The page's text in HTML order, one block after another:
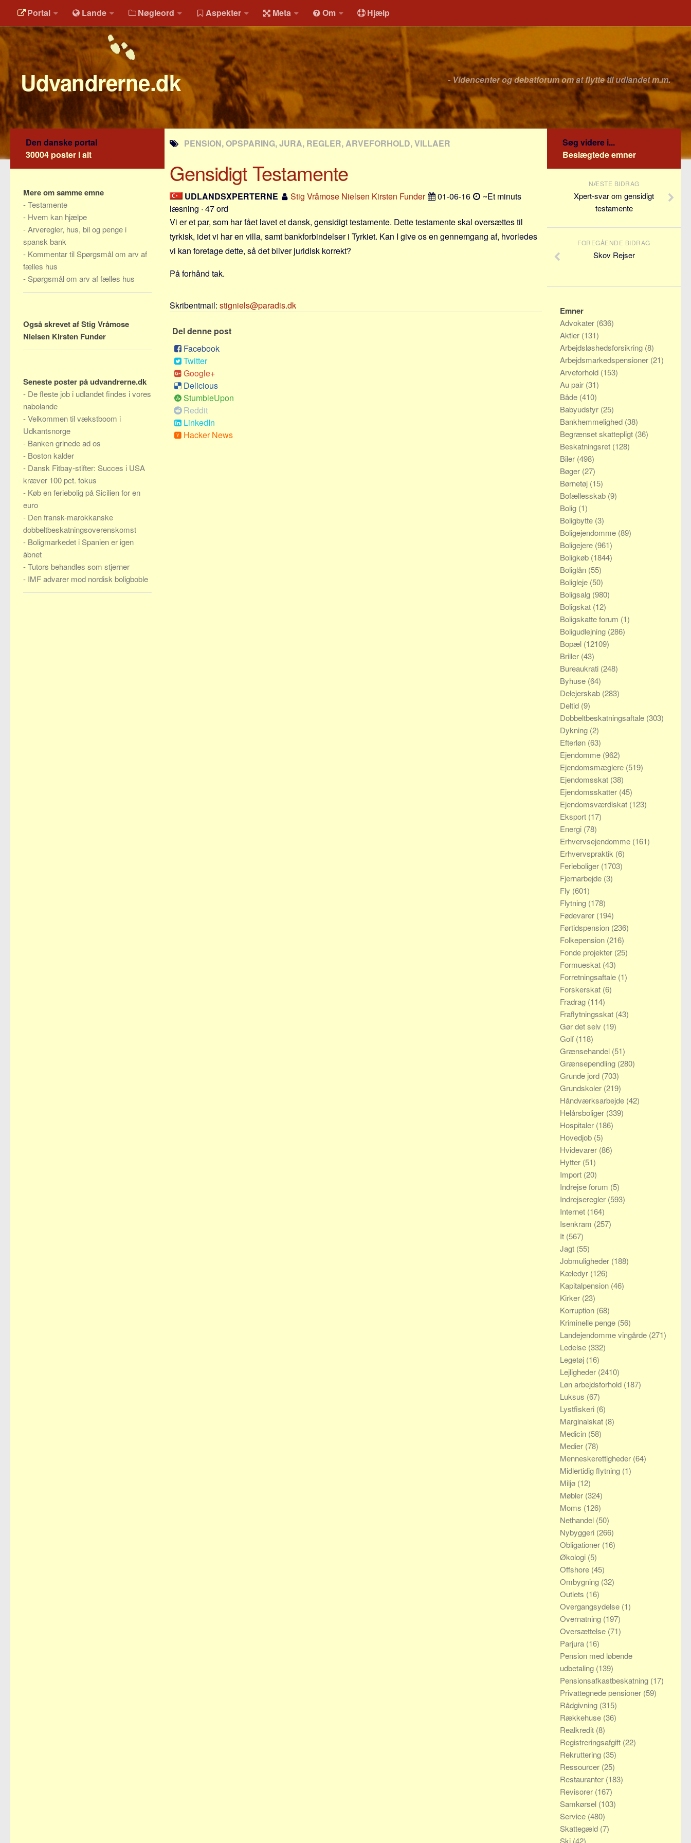
Portal Lande Nøgleord Aspekter Meta Om Hjælp
Udvandrerne.dk - Videncenter og debatforum om at flytte til udlandet m.m.
PENSION, OPSPARING, JURA, REGLER, ARVEFORHOLD, VILLAER
Gensidigt Testamente
UDLANDSXPERTERNE Stig Vråmose Nielsen Kirsten Funder 01-06-16
~Et minuts
læsning · 47 ord
Vi er et par, som har fået lavet et dansk, gensidigt testamente. Dette testamente skal oversættes til
tyrkisk, idet vi har en villa, samt bankforbindelser i Tyrkiet. Kan I give os en gennemgang af, hvorledes
vi kan foretage dette, så det bliver juridisk korrekt?
På forhånd tak.
Skribentmail: stigniels@paradis.dk
Del denne post
Facebook
Twitter
Google+
Delicious
StumbleUpon
Reddit
LinkedIn
Hacker News
Den danske portal
30004 poster i alt
Mere om samme emne
-Testamente
- Hvem kan hjælpe
-Arveregler, hus, bil og penge i
spansk bank
- Kommentar til Spørgsmål om arv af
fælles hus
- Spørgsmål om arv af fælles hus
Også skrevet af Stig Vråmose
Nielsen Kirsten Funder
Seneste poster på udvandrerne.dk
- De fleste job i udlandet findes i vores
nabolande
-Velkommen til vækstboom i
Udkantsnorge
- Banken grinede ad os
- Boston kalder
- Dansk Fitbay-stifter: Succes i USA
kræver 100 pct. fokus
- Køb en feriebolig på Sicilien for en
euro
- Den fransk-marokkanske
dobbeltbeskatningsoverenskomst
- Boligmarkedet i Spanien er igen
åbnet
-Tutors behandles som stjerner
- IMF advarer mod nordisk boligboble
Søg videre i...
Beslægtede emner
NÆSTE BIDRAG
Xpert-svar om gensidigt
testamente
FOREGÅENDE BIDRAG
Skov Rejser
Emner
Advokater (636)
Aktier (131)
Arbejdsløshedsforsikring (8)
Arbejdsmarkedspensioner (21)
Arveforhold (153)
Au pair (31)
Både (410)
Babyudstyr (25)
Bankhemmelighed (38)
Begrænset skattepligt (36)
Beskatningsret (128)
Biler (498)
Bøger (27)
Børnetøj (15)
Bofællesskab (9)
Bolig (1)
Boligbytte (3)
Boligejendomme (89)
Boligejere (961)
Boligkøb (1844)
Boliglån (55)
Boligleje (50)
Boligsalg (980)
Boligskat (12)
Boligskatte forum (1)
Boligudlejning (286)
Bopæl (12109)
Briller (43)
Bureaukrati (248)
Byhuse (64)
Delejerskab (283)
Deltid (9)
Dobbeltbeskatningsaftale (303)
Dykning (2)
Efterløn (63)
Ejendomme (962)
Ejendomsmæglere (519)
Ejendomsskat (38)
Ejendomsskatter (45)
Ejendomsværdiskat (123)
Eksport (17)
Energi (78)
Erhvervsejendomme (161)
Erhvervspraktik (6)
Ferieboliger (1703)
Fjernarbejde (3)
Fly (601)
Flytning (178)
Fødevarer (194)
Førtidspension (236)
Folkepension (216)
Fonde projekter (25)
Formueskat (43)
Forretningsaftale (1)
Forskerskat (6)
Fradrag (114)
Fraflytningsskat (43)
Gør det selv (19)
Golf (118)
Grænsehandel (51)
Grænsependling (280)
Grunde jord (703)
Grundskoler (219)
Håndværksarbejde (42)
Helårsboliger (339)
Hospitaler (186)
Hovedjob (5)
Hvidevarer (86)
Hytter (51)
Import (20)
Indrejse forum (5)
Indrejseregler (593)
Internet (164)
Isenkram (257)
It (567)
Jagt (55)
Jobmuligheder (188)
Kæledyr (126)
Kapitalpension (46)
Kirker (23)
Korruption (68)
Kriminelle penge (56)
Landejendomme vingårde (271)
Ledelse (332)
Legetøj (16)
Lejligheder (2410)
Løn arbejdsforhold (187)
Luksus (67)
Lystfiskeri (6)
Marginalskat (8)
Medicin (58)
Medier (78)
Menneskerettigheder (64)
Midlertidig flytning (1)
Miljø (12)
Møbler (324)
Moms (126)
Nethandel (50)
Nybyggeri (266)
Obligationer (16)
Økologi (5)
Offshore (45)
Ombygning (32)
Outlets (16)
Overgangsydelse (1)
Overnatning (197)
Oversættelse (71)
Parjura (16)
Pension med løbende
udbetaling (139)
Pensionsafkastbeskatning (17)
Privattegnede pensioner (59)
Rådgivning (315)
Rækkehuse (36)
Realkredit (8)
Registreringsafgift (22)
Rekruttering (35)
Ressourcer (25)
Restauranter (183)
Revisorer (167)
Samkørsel (103)
Service (480)
Skattegæld (7)
Ski (42)